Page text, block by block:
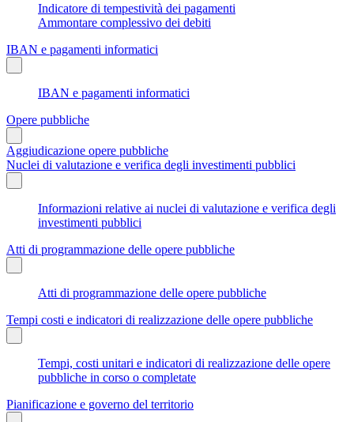
Indicatore di tempestività dei pagamenti
Ammontare complessivo dei debiti
IBAN e pagamenti informatici
IBAN e pagamenti informatici
Opere pubbliche
Aggiudicazione opere pubbliche
Nuclei di valutazione e verifica degli investimenti pubblici
Informazioni relative ai nuclei di valutazione e verifica degli
investimenti pubblici
Atti di programmazione delle opere pubbliche
Atti di programmazione delle opere pubbliche
Tempi costi e indicatori di realizzazione delle opere pubbliche
Tempi, costi unitari e indicatori di realizzazione delle opere
pubbliche in corso o completate
Pianificazione e governo del territorio